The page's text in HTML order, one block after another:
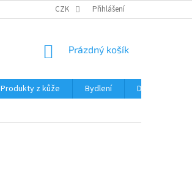
CZK Přihlášení
NÁKUPNÍ
Prázdný košík
Produkty z kůže Bydlení Domácnost